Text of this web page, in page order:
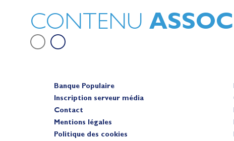
CONTENU
Banque Populaire
Inscription serveur média
Contact
Mentions légales
Politique des cookies